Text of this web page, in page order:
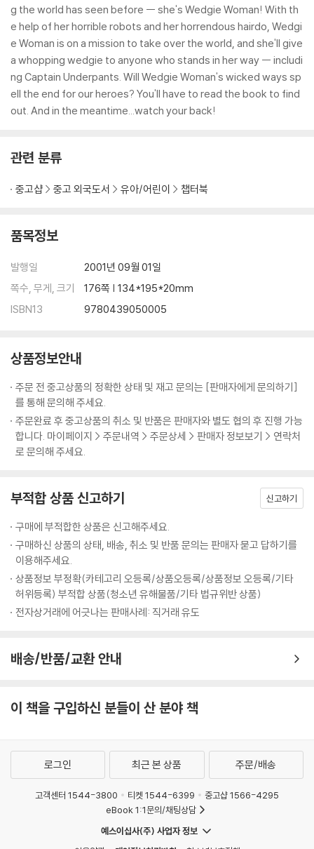
g the world has seen before -- she's Wedgie Woman! With th
e help of her horrible robots and her horrendous hairdo, Wedgi
e Woman is on a mission to take over the world, and she'll give
a whopping wedgie to anyone who stands in her way -- includi
ng Captain Underpants. Will Wedgie Woman's wicked ways sp
ell the end for our heroes? You'll have to read the book to find
out. And in the meantime...watch your back!
관련 분류
중고샵 중고 외국도서 유아/어린이 챕터북
품목정보
발행일
2001년 09월 01일
쪽수, 무게, 크기
176쪽 | 134*195*20mm
ISBN13
9780439050005
상품정보안내
주문 전 중고상품의 정확한 상태 및 재고 문의는 [판매자에게 문의하기]
를 통해 문의해 주세요.
주문완료 후 중고상품의 취소 및 반품은 판매자와 별도 협의 후 진행 가능
합니다. 마이페이지 > 주문내역 > 주문상세 > 판매자 정보보기 > 연락처
로 문의해 주세요.
부적합 상품 신고하기 신고하기
구매에 부적합한 상품은 신고해주세요.
구매하신 상품의 상태, 배송, 취소 및 반품 문의는 판매자 묻고 답하기를
이용해주세요.
상품정보 부정확(카테고리 오등록/상품오등록/상품정보 오등록/기타
허위등록) 부적합 상품(청소년 유해물품/기타 법규위반 상품)
전자상거래에 어긋나는 판매사례: 직거래 유도
배송/반품/교환 안내
이 책을 구입하신 분들이 산 분야 책
로그인 최근 본 상품 주문/배송
고객센터 1544-3800 티켓 1544-6399
중고샵 1566-4295
eBook 1:1문의/채팅상담
예스이십사(주) 사업자 정보